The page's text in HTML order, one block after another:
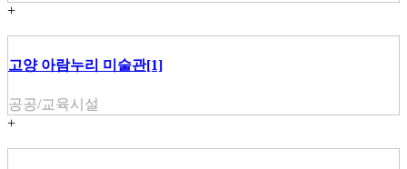
+
고양 아람누리 미술관[1]
공공/교육시설
+